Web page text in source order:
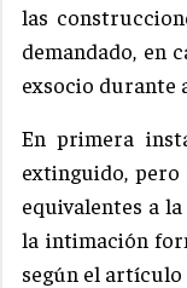
las
demandado, en
exsocio durante
En primera
extinguido,
equivalentes a
la intimación
según el artículo